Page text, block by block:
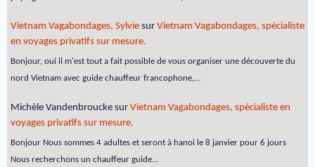
Vietnam Vagabondages, Sylvie sur Vietnam Vagabondages, spécialiste
en voyages privatifs sur mesure.
Bonjour, oui il m'est tout a fait possible de vous organiser une découverte du
nord Vietnam avec guide chauffeur francophone,…
Michèle Vandenbroucke sur Vietnam Vagabondages, spécialiste en
voyages privatifs sur mesure.
Bonjour Nous sommes 4 adultes et seront à hanoi le 8 janvier pour 6 jours
Nous recherchons un chauffeur guide…